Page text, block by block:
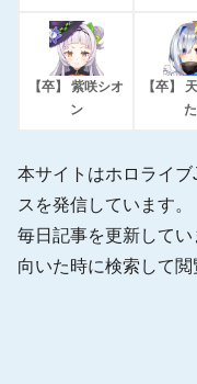
【卒】 紫咲シオ
ン
【卒】
た
本サイトはホロライ
スを発信しています。
毎日記事を更新してい
向いた時に検索して閲